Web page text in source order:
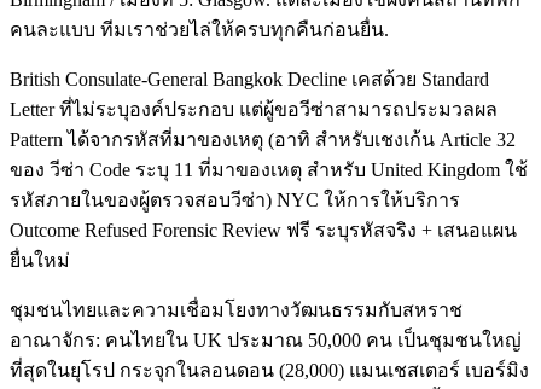
คนละแบบ ทีมเราช่วยไล่ให้ครบทุกคืนก่อนยื่น.
British Consulate-General Bangkok Decline เคสด้วย Standard
Letter ที่ไม่ระบุองค์ประกอบ แต่ผู้ขอวีซ่าสามารถประมวลผล
Pattern ได้จากรหัสที่มาของเหตุ (อาทิ สำหรับเชงเก้น Article 32
ของ วีซ่า Code ระบุ 11 ที่มาของเหตุ สำหรับ United Kingdom ใช้
รหัสภายในของผู้ตรวจสอบวีซ่า) NYC ให้การให้บริการ
Outcome Refused Forensic Review ฟรี ระบุรหัสจริง + เสนอแผน
ยื่นใหม่
ชุมชนไทยและความเชื่อมโยงทางวัฒนธรรมกับสหราช
อาณาจักร: คนไทยใน UK ประมาณ 50,000 คน เป็นชุมชนใหญ่
ที่สุดในยุโรป กระจุกในลอนดอน (28,000) แมนเชสเตอร์ เบอร์มิง